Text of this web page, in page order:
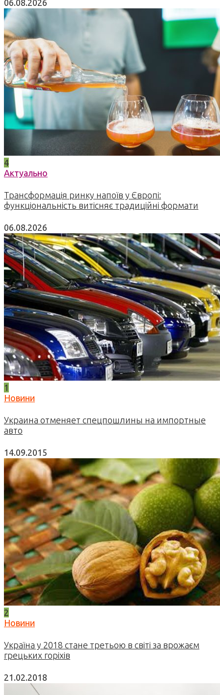
06.08.2026
4
Актуально
Трансформація ринку напоїв у Європі:
функціональність витісняє традиційні формати
06.08.2026
1
Новини
Украина отменяет спецпошлины на импортные
авто
14.09.2015
2
Новини
Україна у 2018 стане третьою в світі за врожаєм
грецьких горіхів
21.02.2018